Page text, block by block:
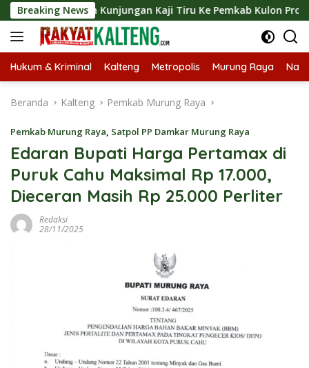
Langsung
ke
konten
Breaking News
Kunjungan Kaji Tiru Ke Pemkab Kulon Progo
Hukum & Kriminal Kalteng Metropolis Murung Raya
Beranda Kalteng Pemkab Murung Raya
Pemkab Murung Raya, Satpol PP Damkar Murung Raya
Edaran Bupati Harga Pertamax di
Puruk Cahu Maksimal Rp 17.000,
Dieceran Masih Rp 25.000 Perliter
Redaksi
28/11/2025